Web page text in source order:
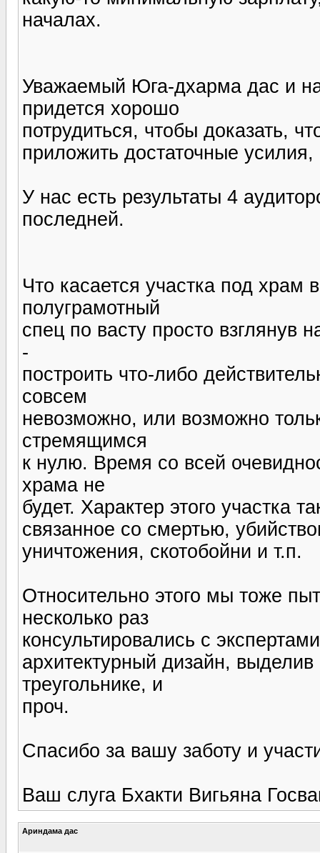
началах.
Уважаемый Юга-дхарма дас и
придется хорошо
потрудиться, чтобы доказать,
приложить достаточные
У нас есть результаты 4
последней.
Что касается участка под
полуграмотный
спец по васту просто взглянув
-
построить что-либо
совсем
невозможно, или возможно
стремящимся
к нулю. Время со всей
храма не
будет. Характер этого участка
связанное со смертью,
уничтожения, скотобойни и т.п.
Относительно этого мы тоже
несколько раз
консультировались с
архитектурный дизайн,
треугольнике, и
проч.
Спасибо за вашу заботу и
Ваш слуга Бхакти Вигьяна
Ариндама дас